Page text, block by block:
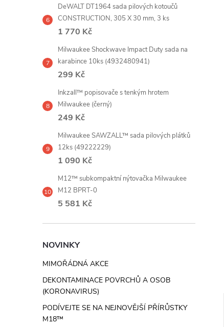
DeWALT DT1964 sada pilových kotoučů
CONSTRUCTION, 305 X 30 mm, 3 ks
1 770 Kč
Milwaukee Shockwave Impact Duty sada na
karabince 10ks (4932480941)
299 Kč
Inkzall™ popisovače s tenkým hrotem
Milwaukee (černý)
249 Kč
Milwaukee SAWZALL™ sada pilových plátků
12ks (49222229)
1 090 Kč
M12™ subkompaktní nýtovačka Milwaukee
M12 BPRT-0
5 581 Kč
NOVINKY
MIMOŘÁDNÁ AKCE
DEKONTAMINACE POVRCHŮ A OSOB
(KORONAVIRUS)
PODÍVEJTE SE NA NEJNOVĚJŠÍ PŘÍRŮSTKY
M18™